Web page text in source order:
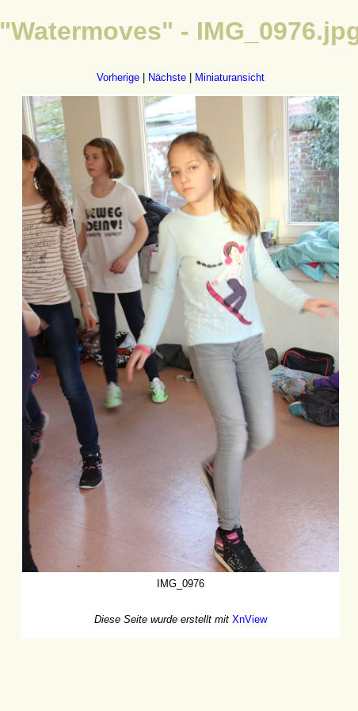
"Watermoves" -
Vorherige Nächste Miniaturansicht
IMG_0976
Diese Seite wurde erstellt mit XnView